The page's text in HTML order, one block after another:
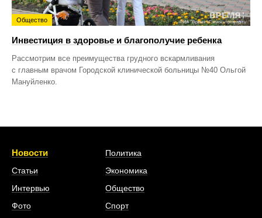
Общество
Инвестиция в здоровье и благополучие ребенка
Рассмотрим все преимущества грудного вскармливания
с главным врачом Городской клинической больницы №40 Ольгой
Мануйленко.
Новости
Статьи
Интервью
Фото
Политика
Экономика
Общество
Спорт